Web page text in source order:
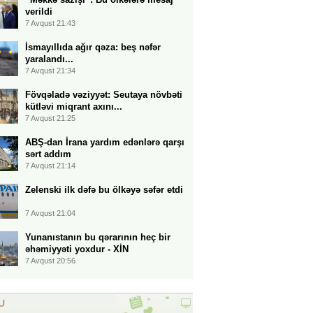
verildi
7 Avqust 21:43
İsmayıllıda ağır qəza: beş nəfər
yaralandı...
7 Avqust 21:34
Fövqəladə vəziyyət: Seutaya növbəti
kütləvi miqrant axını...
7 Avqust 21:25
ABŞ-dan İrana yardım edənlərə qarşı
sərt addım
7 Avqust 21:14
Zelenski ilk dəfə bu ölkəyə səfər etdi
7 Avqust 21:04
Yunanıstanın bu qərarının heç bir
əhəmiyyəti yoxdur - XİN
7 Avqust 20:56